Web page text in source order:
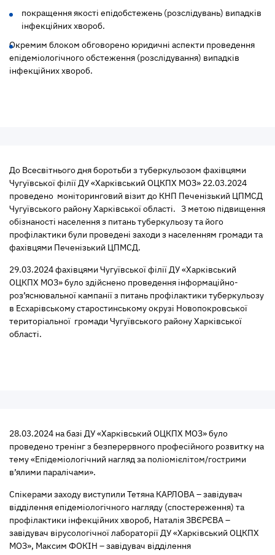
покращення якості епідобстежень (розслідувань) випадків
інфекційних хвороб.
Окремим блоком обговорено юридичні аспекти проведення
епідеміологічного обстеження (розслідування) випадків
інфекційних хвороб.
До Всесвітнього дня боротьби з туберкульозом фахівцями
Чугуївської філії ДУ «Харківський ОЦКПХ МОЗ» 22.03.2024
проведено моніторинговий візит до КНП Печенізький ЦПМСД
Чугуївського району Харківської області. З метою підвищення
обізнаності населення з питань туберкульозу та його
профілактики були проведені заходи з населенням громади та
фахівцями Печенізький ЦПМСД.
29.03.2024 фахівцями Чугуївської філії ДУ «Харківський
ОЦКПХ МОЗ» було здійснено проведення інформаційно-
роз’яснювальної кампанії з питань профілактики туберкульозу
в Есхарівському старостинському окрузі Новопокровської
територіальної громади Чугуївського району Харківської
області.
28.03.2024 на базі ДУ «Харківський ОЦКПХ МОЗ» було
проведено тренінг з безперервного професійного розвитку на
тему «Епідеміологічний нагляд за поліомієлітом/гострими
в’ялими паралічами».
Спікерами заходу виступили Тетяна КАРЛОВА – завідувач
відділення епідеміологічного нагляду (спостереження) та
профілактики інфекційних хвороб, Наталія ЗВЄРЄВА –
завідувач вірусологічної лабораторії ДУ «Харківський ОЦКПХ
МОЗ», Максим ФОКІН – завідувач відділення